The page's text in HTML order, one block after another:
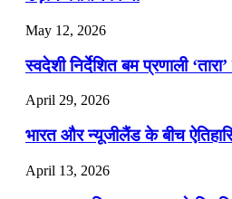
May 12, 2026
स्वदेशी निर्देशित बम प्रणाली
April 29, 2026
भारत और न्यूजीलैंड के बीच
April 13, 2026